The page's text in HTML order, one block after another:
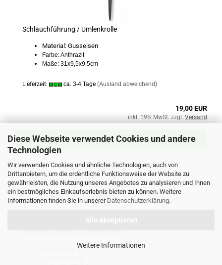
Diese Webseite verwendet Cookies und andere
Technologien
Wir verwenden Cookies und ähnliche Technologien, auch von
Drittanbietern, um die ordentliche Funktionsweise der Website zu
gewährleisten, die Nutzung unseres Angebotes zu analysieren und Ihnen
ein bestmögliches Einkaufserlebnis bieten zu können. Weitere
Informationen finden Sie in unserer Datenschutzerklärung.
Alle Akzeptieren
Weitere Informationen
Schlauchführung / Umlenkrolle
Material: Gusseisen
Farbe: Anthrazit
Maße: 31x9,5x9,5cm
Lieferzeit: ca. 3-4 Tage (Ausland abweichend)
19,00 EUR
inkl. 19% MwSt. zzgl. Versand
IN DEN WARENKORB
Schnecke (Groß) - Gartenstecker
Material: Metall